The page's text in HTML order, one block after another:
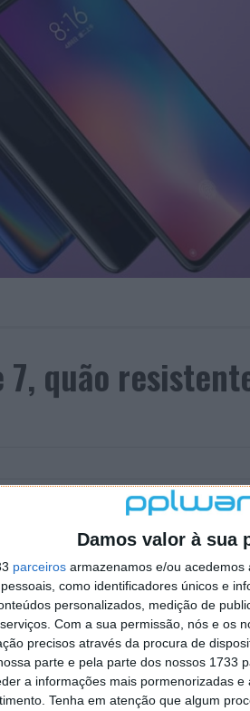
Damos valor à sua
parceiros armazenamos e/ou
como identificadores únicos e
personalizados, medição de
Com a sua permissão, nós e os
precisos através da procura de
parte e pela parte dos nossos 1733
a informações mais pormenorizadas
Tenha em atenção que algum
quão
é, por via da regra, o
que basta é uma queda do bolso
Xiaomi volta a dar que falar,
a sua resistência, mas